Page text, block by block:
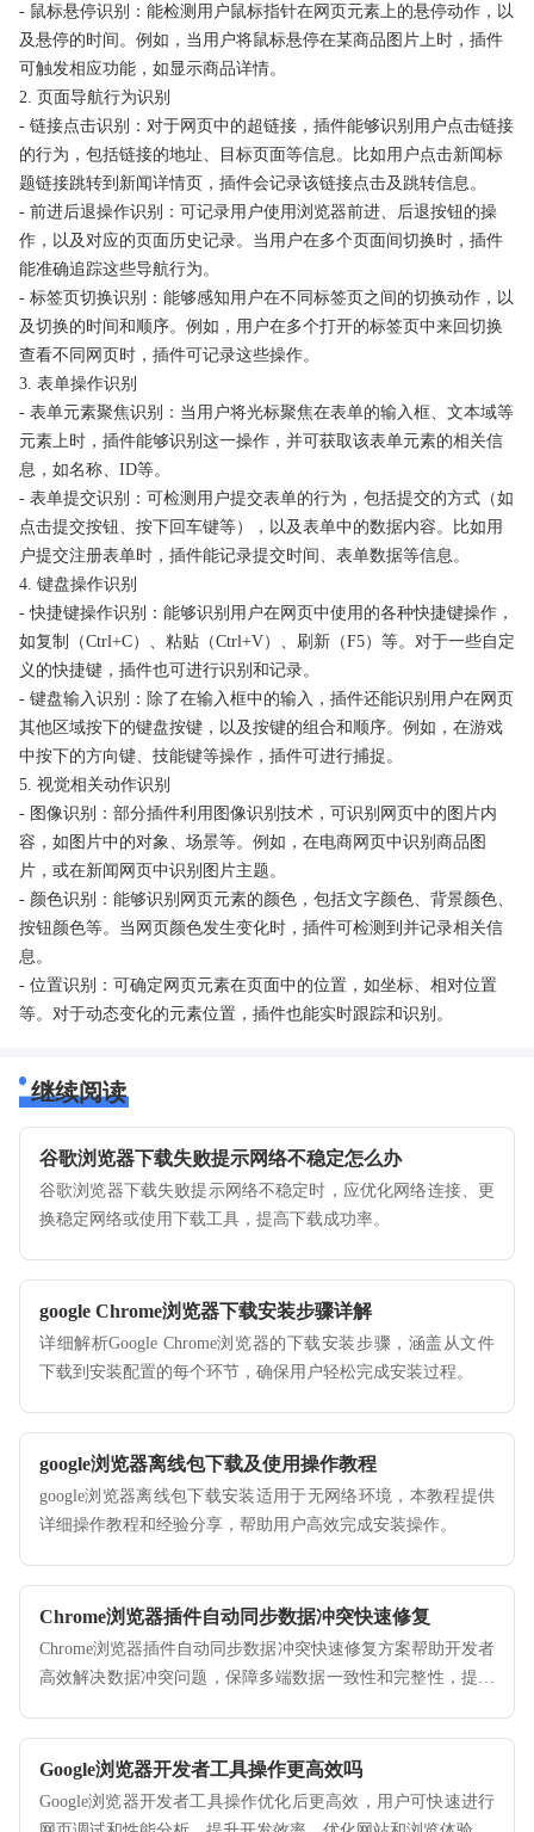
- 鼠标悬停识别：能检测用户鼠标指针在网页元素上的悬停动作，以
及悬停的时间。例如，当用户将鼠标悬停在某商品图片上时，插件
可触发相应功能，如显示商品详情。
2. 页面导航行为识别
- 链接点击识别：对于网页中的超链接，插件能够识别用户点击链接
的行为，包括链接的地址、目标页面等信息。比如用户点击新闻标
题链接跳转到新闻详情页，插件会记录该链接点击及跳转信息。
- 前进后退操作识别：可记录用户使用浏览器前进、后退按钮的操
作，以及对应的页面历史记录。当用户在多个页面间切换时，插件
能准确追踪这些导航行为。
- 标签页切换识别：能够感知用户在不同标签页之间的切换动作，以
及切换的时间和顺序。例如，用户在多个打开的标签页中来回切换
查看不同网页时，插件可记录这些操作。
3. 表单操作识别
- 表单元素聚焦识别：当用户将光标聚焦在表单的输入框、文本域等
元素上时，插件能够识别这一操作，并可获取该表单元素的相关信
息，如名称、ID等。
- 表单提交识别：可检测用户提交表单的行为，包括提交的方式（如
点击提交按钮、按下回车键等），以及表单中的数据内容。比如用
户提交注册表单时，插件能记录提交时间、表单数据等信息。
4. 键盘操作识别
- 快捷键操作识别：能够识别用户在网页中使用的各种快捷键操作，
如复制（Ctrl+C）、粘贴（Ctrl+V）、刷新（F5）等。对于一些自定
义的快捷键，插件也可进行识别和记录。
- 键盘输入识别：除了在输入框中的输入，插件还能识别用户在网页
其他区域按下的键盘按键，以及按键的组合和顺序。例如，在游戏
中按下的方向键、技能键等操作，插件可进行捕捉。
5. 视觉相关动作识别
- 图像识别：部分插件利用图像识别技术，可识别网页中的图片内
容，如图片中的对象、场景等。例如，在电商网页中识别商品图
片，或在新闻网页中识别图片主题。
- 颜色识别：能够识别网页元素的颜色，包括文字颜色、背景颜色、
按钮颜色等。当网页颜色发生变化时，插件可检测到并记录相关信
息。
- 位置识别：可确定网页元素在页面中的位置，如坐标、相对位置
等。对于动态变化的元素位置，插件也能实时跟踪和识别。
继续阅读
谷歌浏览器下载失败提示网络不稳定怎么办
谷歌浏览器下载失败提示网络不稳定时，应优化网络连接、更
换稳定网络或使用下载工具，提高下载成功率。
google Chrome浏览器下载安装步骤详解
详细解析Google Chrome浏览器的下载安装步骤，涵盖从文件
下载到安装配置的每个环节，确保用户轻松完成安装过程。
google浏览器离线包下载及使用操作教程
google浏览器离线包下载安装适用于无网络环境，本教程提供
详细操作教程和经验分享，帮助用户高效完成安装操作。
Chrome浏览器插件自动同步数据冲突快速修复
Chrome浏览器插件自动同步数据冲突快速修复方案帮助开发者
高效解决数据冲突问题，保障多端数据一致性和完整性，提升
Google浏览器开发者工具操作更高效吗
Google浏览器开发者工具操作优化后更高效，用户可快速进行